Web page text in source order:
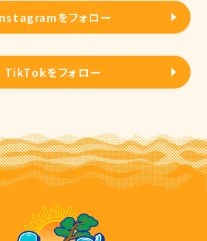
をフォロー
TikTokをフォロー